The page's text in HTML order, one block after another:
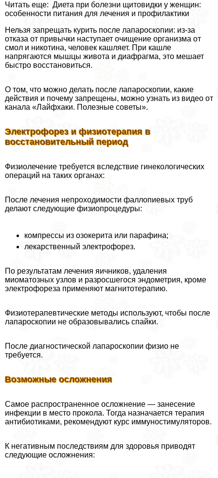
Читать еще: Диета при болезни щитовидки у женщин:
особенности питания для лечения и профилактики
Нельзя запрещать курить после лапароскопии: из-за
отказа от привычки наступает очищение организма от
смол и никотина, человек кашляет. При кашле
напрягаются мышцы живота и диафрагма, это мешает
быстро восстановиться.
О том, что можно делать после лапароскопии, какие
действия и почему запрещены, можно узнать из видео от
канала «Лайфхаки. Полезные советы».
Электрофорез и физиотерапия в
восстановительный период
Физиолечение требуется вследствие гинекологических
операций на таких органах:
После лечения непроходимости фaллoпиевых труб
делают следующие физиопроцедуры:
компрессы из озокерита или парафина;
лекарственный электрофорез.
По результатам лечения яичников, удаления
миоматозных узлов и разросшегося эндометрия, кроме
электрофореза применяют магнитотерапию.
Физиотерапевтические методы используют, чтобы после
лапароскопии не образовывались спайки.
После диагностической лапароскопии физио не
требуется.
Возможные осложнения
Самое распространенное осложнение — занесение
инфекции в место прокола. Тогда назначается терапия
антибиотиками, рекомендуют курс иммуностимуляторов.
К негативным последствиям для здоровья приводят
следующие осложнения: